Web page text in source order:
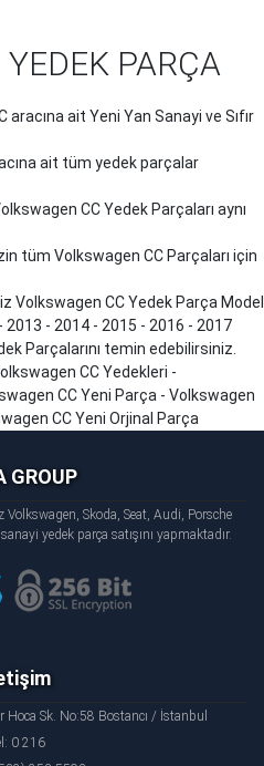
PARÇA
ait Yeni Yan Sanayi ve Sıfır
ait tüm yedek parçalar
CC Yedek Parçaları aynı
tüm Volkswagen CC Parçaları için
Volkswagen CC Yedek Parça Model
2013 - 2014 - 2015 - 2016 - 2017
Parçalarını temin edebilirsiniz.
CC Yedekleri -
CC Yeni Parça - Volkswagen
CC Yeni Orjinal Parça
GROUP
Volkswagen, Skoda, Seat, Audi, Porsche
yedek parça satışını yapmaktadır.
Hoca Sk. No:58 Bostancı / İstanbul
0 216